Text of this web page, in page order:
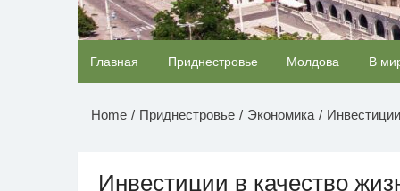
Главная Приднестровье Молдова В
Home Приднестровье Экономика
Инвестиции в качество
Ролик длится пару секунд, но вы будете в
от увиденного